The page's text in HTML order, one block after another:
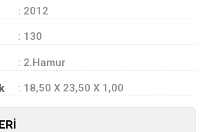
: 2012
: 130
: 2.Hamur
: 18,50 X 23,50 X 1,00